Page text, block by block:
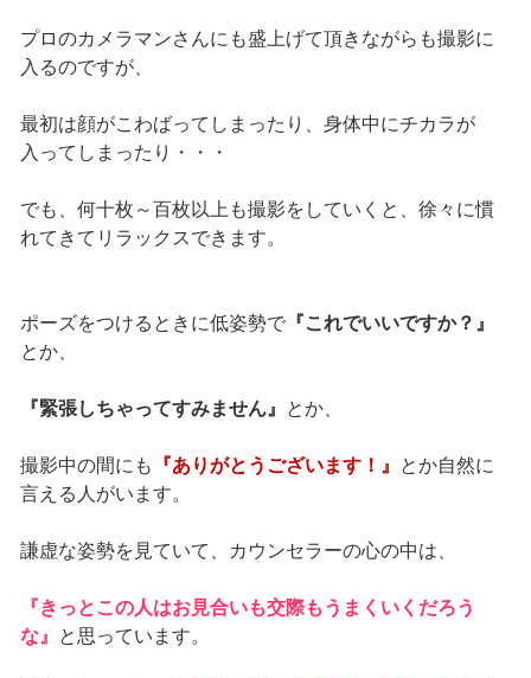
プロのカメラマンさんにも盛上げて頂きながらも撮影に
入るのですが、
最初は顔がこわばってしまったり、身体中にチカラが
入ってしまったり・・・
でも、何十枚～百枚以上も撮影をしていくと、徐々に慣
れてきてリラックスできます。
ポーズをつけるときに低姿勢で『これでいいですか？』
とか、
『緊張しちゃってすみません』 とか、
撮影中の間にも 『ありがとうございます！』
とか自然に
言える人がいます。
謙虚な姿勢を見ていて、カウンセラーの心の中は、
『きっとこの人はお見合いも交際もうまくいくだろう
な』
と思っています。